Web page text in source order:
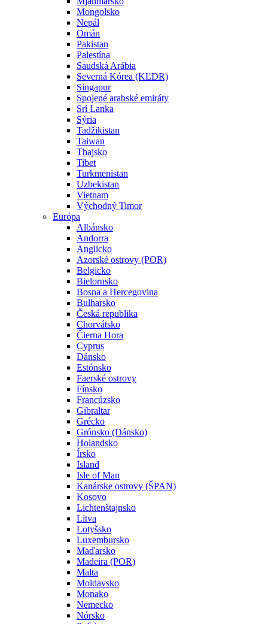
Mongolsko
Nepál
Omán
Pakistan
Palestína
Saudská Arábia
Severná Kórea (KĽDR)
Singapur
Spojené arabské emiráty
Srí Lanka
Sýria
Tadžikistan
Taiwan
Thajsko
Tibet
Turkmenistan
Uzbekistan
Vietnam
Východný Timor
Európa
Albánsko
Andorra
Anglicko
Azorské ostrovy (POR)
Belgicko
Bielorusko
Bosna a Hercegovina
Bulharsko
Česká republika
Chorvátsko
Čierna Hora
Cyprus
Dánsko
Estónsko
Faerské ostrovy
Fínsko
Francúzsko
Gibraltar
Grécko
Grónsko (Dánsko)
Holandsko
Írsko
Island
Isle of Man
Kanárske ostrovy (ŠPAN)
Kosovo
Lichtenštajnsko
Litva
Lotyšsko
Luxembursko
Maďarsko
Madeira (POR)
Malta
Moldavsko
Monako
Nemecko
Nórsko